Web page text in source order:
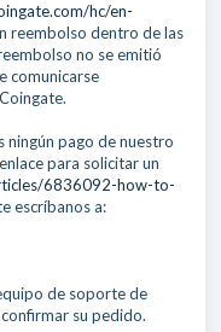
hc/en-
reembolso dentro de las
no se emitió
comunicarse
ningún pago de nuestro
para solicitar un
6836092-how-to-
escríbanos a:
de soporte de
su pedido.